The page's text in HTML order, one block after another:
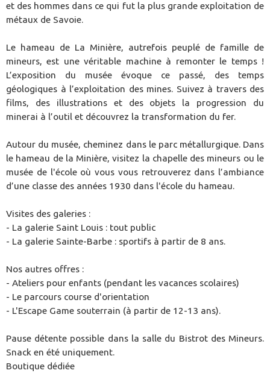
et des hommes dans ce qui fut la plus grande exploitation de
métaux de Savoie.
Le hameau de La Minière, autrefois peuplé de famille de
mineurs, est une véritable machine à remonter le temps !
L’exposition du musée évoque ce passé, des temps
géologiques à l’exploitation des mines. Suivez à travers des
films, des illustrations et des objets la progression du
minerai à l’outil et découvrez la transformation du fer.
Autour du musée, cheminez dans le parc métallurgique. Dans
le hameau de la Minière, visitez la chapelle des mineurs ou le
musée de l'école où vous vous retrouverez dans l’ambiance
d’une classe des années 1930 dans l'école du hameau.
Visites des galeries :
- La galerie Saint Louis : tout public
- La galerie Sainte-Barbe : sportifs à partir de 8 ans.
Nos autres offres :
- Ateliers pour enfants (pendant les vacances scolaires)
- Le parcours course d'orientation
- L'Escape Game souterrain (à partir de 12-13 ans).
Pause détente possible dans la salle du Bistrot des Mineurs.
Snack en été uniquement.
Boutique dédiée